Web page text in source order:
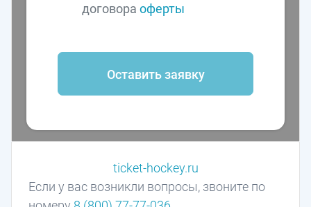
договораоферты
Оставить заявку
Если у вас возникли вопросы, звоните по
ticket-hockey.ru